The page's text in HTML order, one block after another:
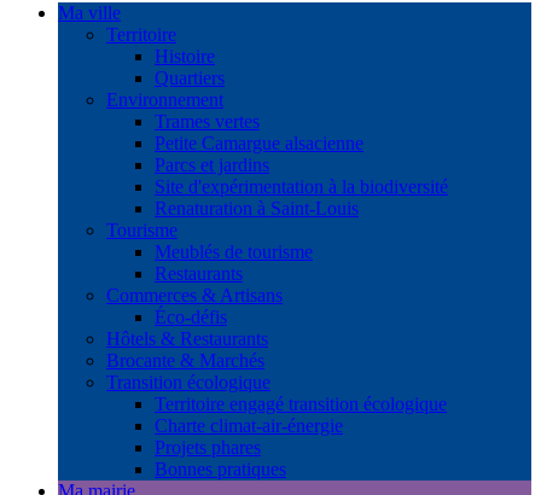
Ma ville
Territoire
Histoire
Quartiers
Environnement
Trames vertes
Petite Camargue alsacienne
Parcs et jardins
Site d'expérimentation à la biodiversité
Renaturation à Saint-Louis
Tourisme
Meublés de tourisme
Restaurants
Commerces & Artisans
Éco-défis
Hôtels & Restaurants
Brocante & Marchés
Transition écologique
Territoire engagé transition écologique
Charte climat-air-énergie
Projets phares
Bonnes pratiques
Ma mairie